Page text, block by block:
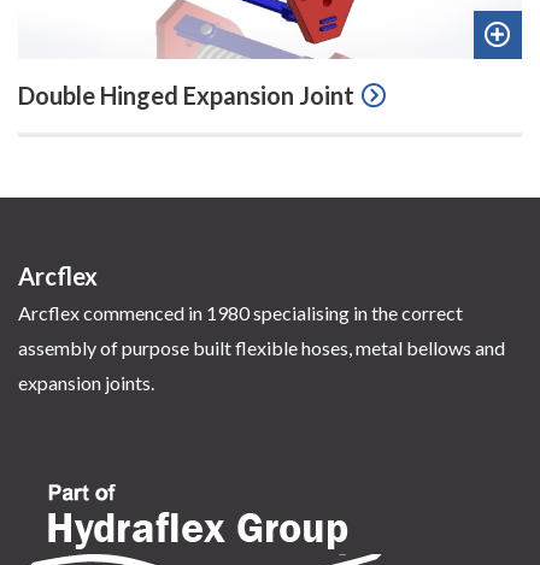
Add
Double Hinged Expansion Joint
Arcflex
Arcflex commenced in 1980 specialising in the correct
assembly of purpose built flexible hoses, metal bellows and
expansion joints.